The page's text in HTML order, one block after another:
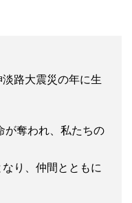
路大震災の年に生
が奪われ、私たちの
り、仲間とともに